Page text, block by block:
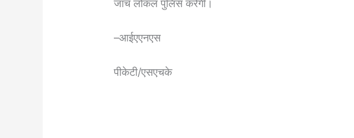
जांच लोकल पुलिस करेगी।
–आईएएनएस
पीकेटी/एसएचके